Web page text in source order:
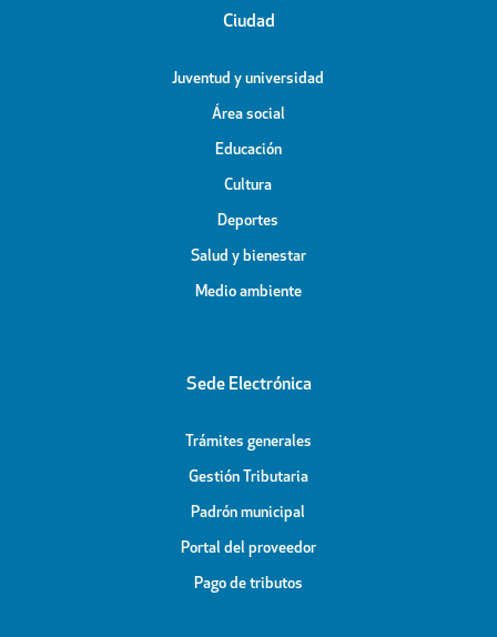
Ciudad
Juventud y universidad
Área social
Educación
Cultura
Deportes
Salud y bienestar
Medio ambiente
Sede Electrónica
Trámites generales
Gestión Tributaria
Padrón municipal
Portal del proveedor
Pago de tributos